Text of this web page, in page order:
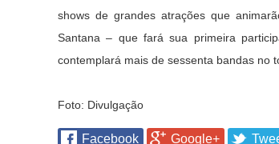
shows de grandes atrações que
Santana – que fará sua primeira
contemplará mais de sessenta bandas no
Foto: Divulgação
Facebook Google+